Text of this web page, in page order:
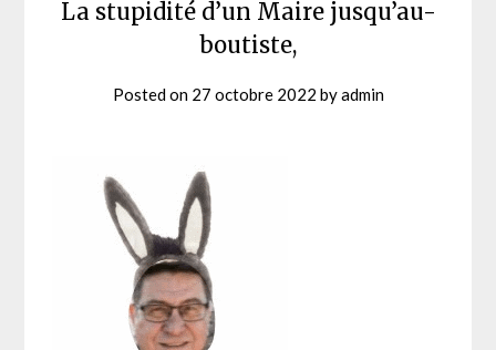
La stupidité d’un Maire jusqu’au-
boutiste,
Posted on 27 octobre 2022 byadmin